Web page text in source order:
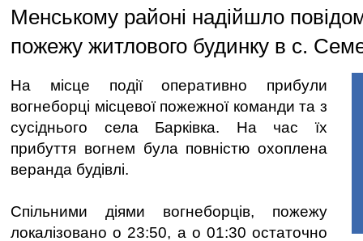
Менському районі надійшло
пожежу житлового будинку в с.
На місце події оперативно прибули
вогнеборці місцевої пожежної команди та з
сусіднього села Барківка. На час їх
прибуття вогнем була повністю охоплена
веранда будівлі.
Спільними діями вогнеборців, пожежу
локалізовано о 23:50, а о 01:30 остаточно